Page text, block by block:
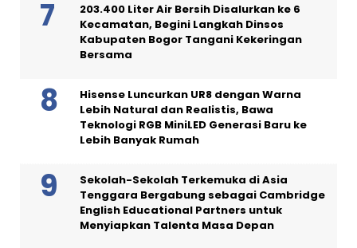
203.400 Liter Air Bersih Disalurkan ke 6
Kecamatan, Begini Langkah Dinsos
Kabupaten Bogor Tangani Kekeringan
Bersama
Hisense Luncurkan UR8 dengan Warna
Lebih Natural dan Realistis, Bawa
Teknologi RGB MiniLED Generasi Baru ke
Lebih Banyak Rumah
Sekolah-Sekolah Terkemuka di Asia
Tenggara Bergabung sebagai Cambridge
English Educational Partners untuk
Menyiapkan Talenta Masa Depan